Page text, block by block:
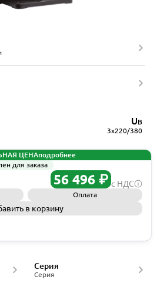
UВ
3x220/380
ЦЕНАподробнее
для заказа
56 496 ₽ с НДС
Оплата
в корзину
Серия
Серия